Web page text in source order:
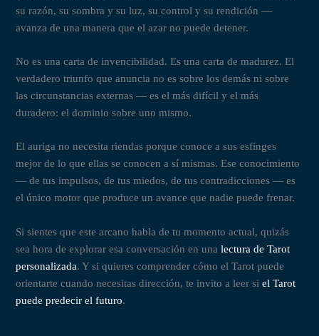
su razón, su sombra y su luz, su control y su rendición —
avanza de una manera que el azar no puede detener.
No es una carta de invencibilidad. Es una carta de madurez. El
verdadero triunfo que anuncia no es sobre los demás ni sobre
las circunstancias externas — es el más difícil y el más
duradero: el dominio sobre uno mismo.
El auriga no necesita riendas porque conoce a sus esfinges
mejor de lo que ellas se conocen a sí mismas. Ese conocimiento
— de tus impulsos, de tus miedos, de tus contradicciones — es
el único motor que produce un avance que nadie puede frenar.
Si sientes que este arcano habla de tu momento actual, quizás
sea hora de explorar esa conversación en unalectura de Tarot
personalizada. Y si quieres comprender cómo el Tarot puede
orientarte cuando necesitas dirección, te invito a leer siel Tarot
puede predecir el futuro.